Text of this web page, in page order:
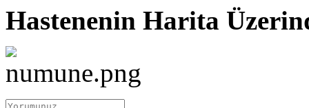
Hastenenin Harita